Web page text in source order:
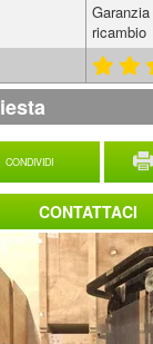
CONDIVIDI
ricambio
CONTATTACI